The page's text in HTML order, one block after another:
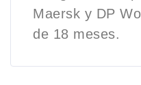
Maersk y DP
de 18 meses.